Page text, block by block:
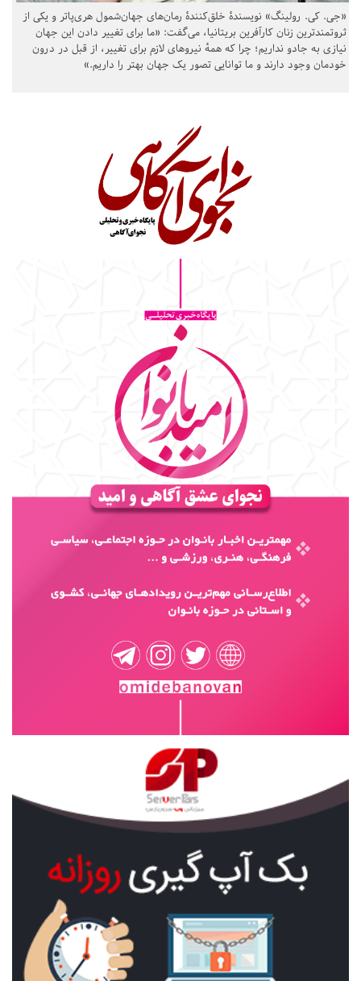
«جی. کی. رولینگ» نویسندهٔ خلق‌کنندهٔ رمان‌های جهان‌شمول هری‌پاتر و یکی از
ثروتمندترین زنان کارآفرین بریتانیا، می‌گفت: «ما برای تغییر دادن این جهان
نیازی به جادو نداریم؛ چرا که همهٔ نیروهای لازم برای تغییر، از قبل در درون
خودمان وجود دارند و ما توانایی تصور یک جهان بهتر را داریم.»